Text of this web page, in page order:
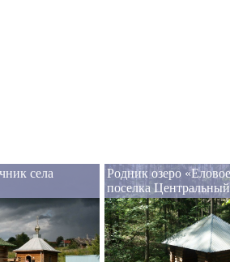
села
Родник озеро
поселка Центральный